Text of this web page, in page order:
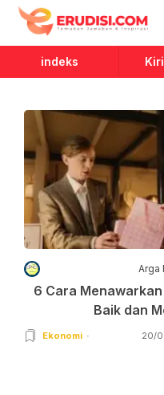
Erudisi
Temukan Jawaban dan
indeks
Arga
6 Cara
Baik dan
Ekonomi 20/